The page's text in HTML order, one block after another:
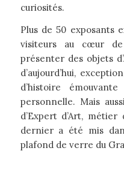
curiosités.
Plus de 50 exposants
visiteurs au cœur
présenter des objets
d’aujourd’hui,
d’histoire
personnelle. Mais
d’Expert d’Art,
dernier a été mis
plafond de verre du